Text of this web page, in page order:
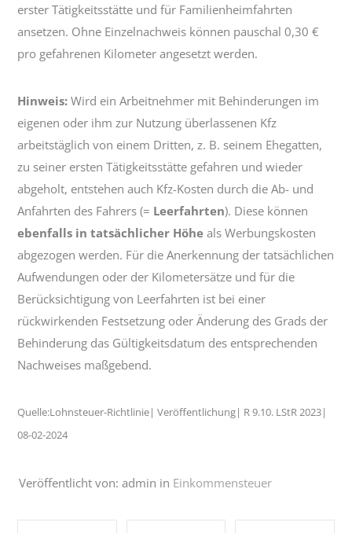
erster Tätigkeitsstätte und für Familienheimfahrten
ansetzen. Ohne Einzelnachweis können pauschal 0,30 €
pro gefahrenen Kilometer angesetzt werden.
Hinweis: Wird ein Arbeitnehmer mit Behinderungen im
eigenen oder ihm zur Nutzung überlassenen Kfz
arbeitstäglich von einem Dritten, z. B. seinem Ehegatten,
zu seiner ersten Tätigkeitsstätte gefahren und wieder
abgeholt, entstehen auch Kfz-Kosten durch die Ab- und
Anfahrten des Fahrers (= Leerfahrten). Diese können
ebenfalls in tatsächlicher Höhe als Werbungskosten
abgezogen werden. Für die Anerkennung der tatsächlichen
Aufwendungen oder der Kilometersätze und für die
Berücksichtigung von Leerfahrten ist bei einer
rückwirkenden Festsetzung oder Änderung des Grads der
Behinderung das Gültigkeitsdatum des entsprechenden
Nachweises maßgebend.
Quelle:Lohnsteuer-Richtlinie| Veröffentlichung| R 9.10. LStR 2023|
08-02-2024
Veröffentlicht von: admin in Einkommensteuer